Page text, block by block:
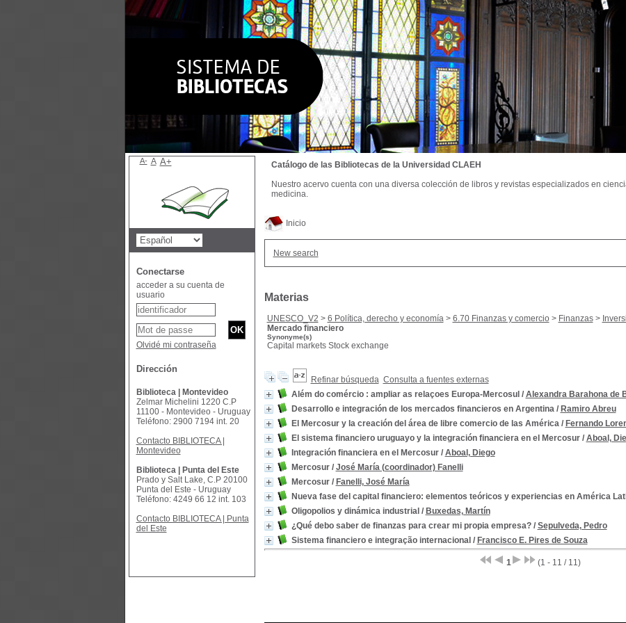
Inicio
New search
Materias
UNESCO_V2 > 6 Política, derecho y economía> 6.70 Finanzas y comercio> Finanzas>
Mercado financiero
Synonyme(s)
Capital markets Stock exchange
Refinar búsqueda Consulta a fuentes externas
Além do comércio : ampliar as relaçoes Europa-Mercosul / Alexandra Barahona de
Desarrollo e integración de los mercados financieros en Argentina/ Ramiro Abreu
El Mercosur y la creación del área de libre comercio de las América/ Fernando
El sistema financiero uruguayo y la integración financiera en el Mercosur/ Aboal,
Integración financiera en el Mercosur/ Aboal, Diego
Mercosur/ José María (coordinador) Fanelli
Mercosur/ Fanelli, José María
Nueva fase del capital financiero: elementos teóricos y experiencias en América
Oligopolios y dinámica industrial / Buxedas, Martín
¿Qué debo saber de finanzas para crear mi propia empresa?/ Sepulveda, Pedro
Sistema financiero e integração internacional / Francisco E. Pires de Souza
1 (1 - 11 / 11)
Catálogo de las Bibliotecas de la Universidad CLAEH
Nuestro acervo cuenta con una diversa colección de libros y revistas especializados en
medicina.
A- A A+
Conectarse
acceder a su cuenta de
usuario
Olvidé mi contraseña
Dirección
Biblioteca | Montevideo
Zelmar Michelini 1220 C.P
11100 - Montevideo - Uruguay
Teléfono: 2900 7194 int. 20
Contacto BIBLIOTECA |
Montevideo
Biblioteca | Punta del Este
Prado y Salt Lake, C.P 20100
Punta del Este - Uruguay
Teléfono: 4249 66 12 int. 103
Contacto BIBLIOTECA | Punta
del Este